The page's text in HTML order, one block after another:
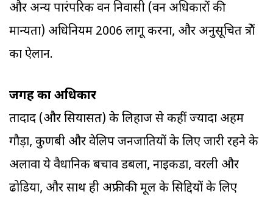
और अन्य पारंपरिक वन निवासी (वन अधिकारों की
मान्यता) अधिनियम 2006 लागू करना, और अनुसूचित क्षेत्रों
का ऐलान.
जगह का अधिकार
तादाद (और सियासत) के लिहाज से कहीं ज्यादा अहम
गौड़ा, कुणबी और वेलिप जनजातियों के लिए जारी रहने के
अलावा ये वैधानिक बचाव डबला, नाइकडा, वरली और
ढोडिया, और साथ ही अफ्रीकी मूल के सिद्दियों के लिए